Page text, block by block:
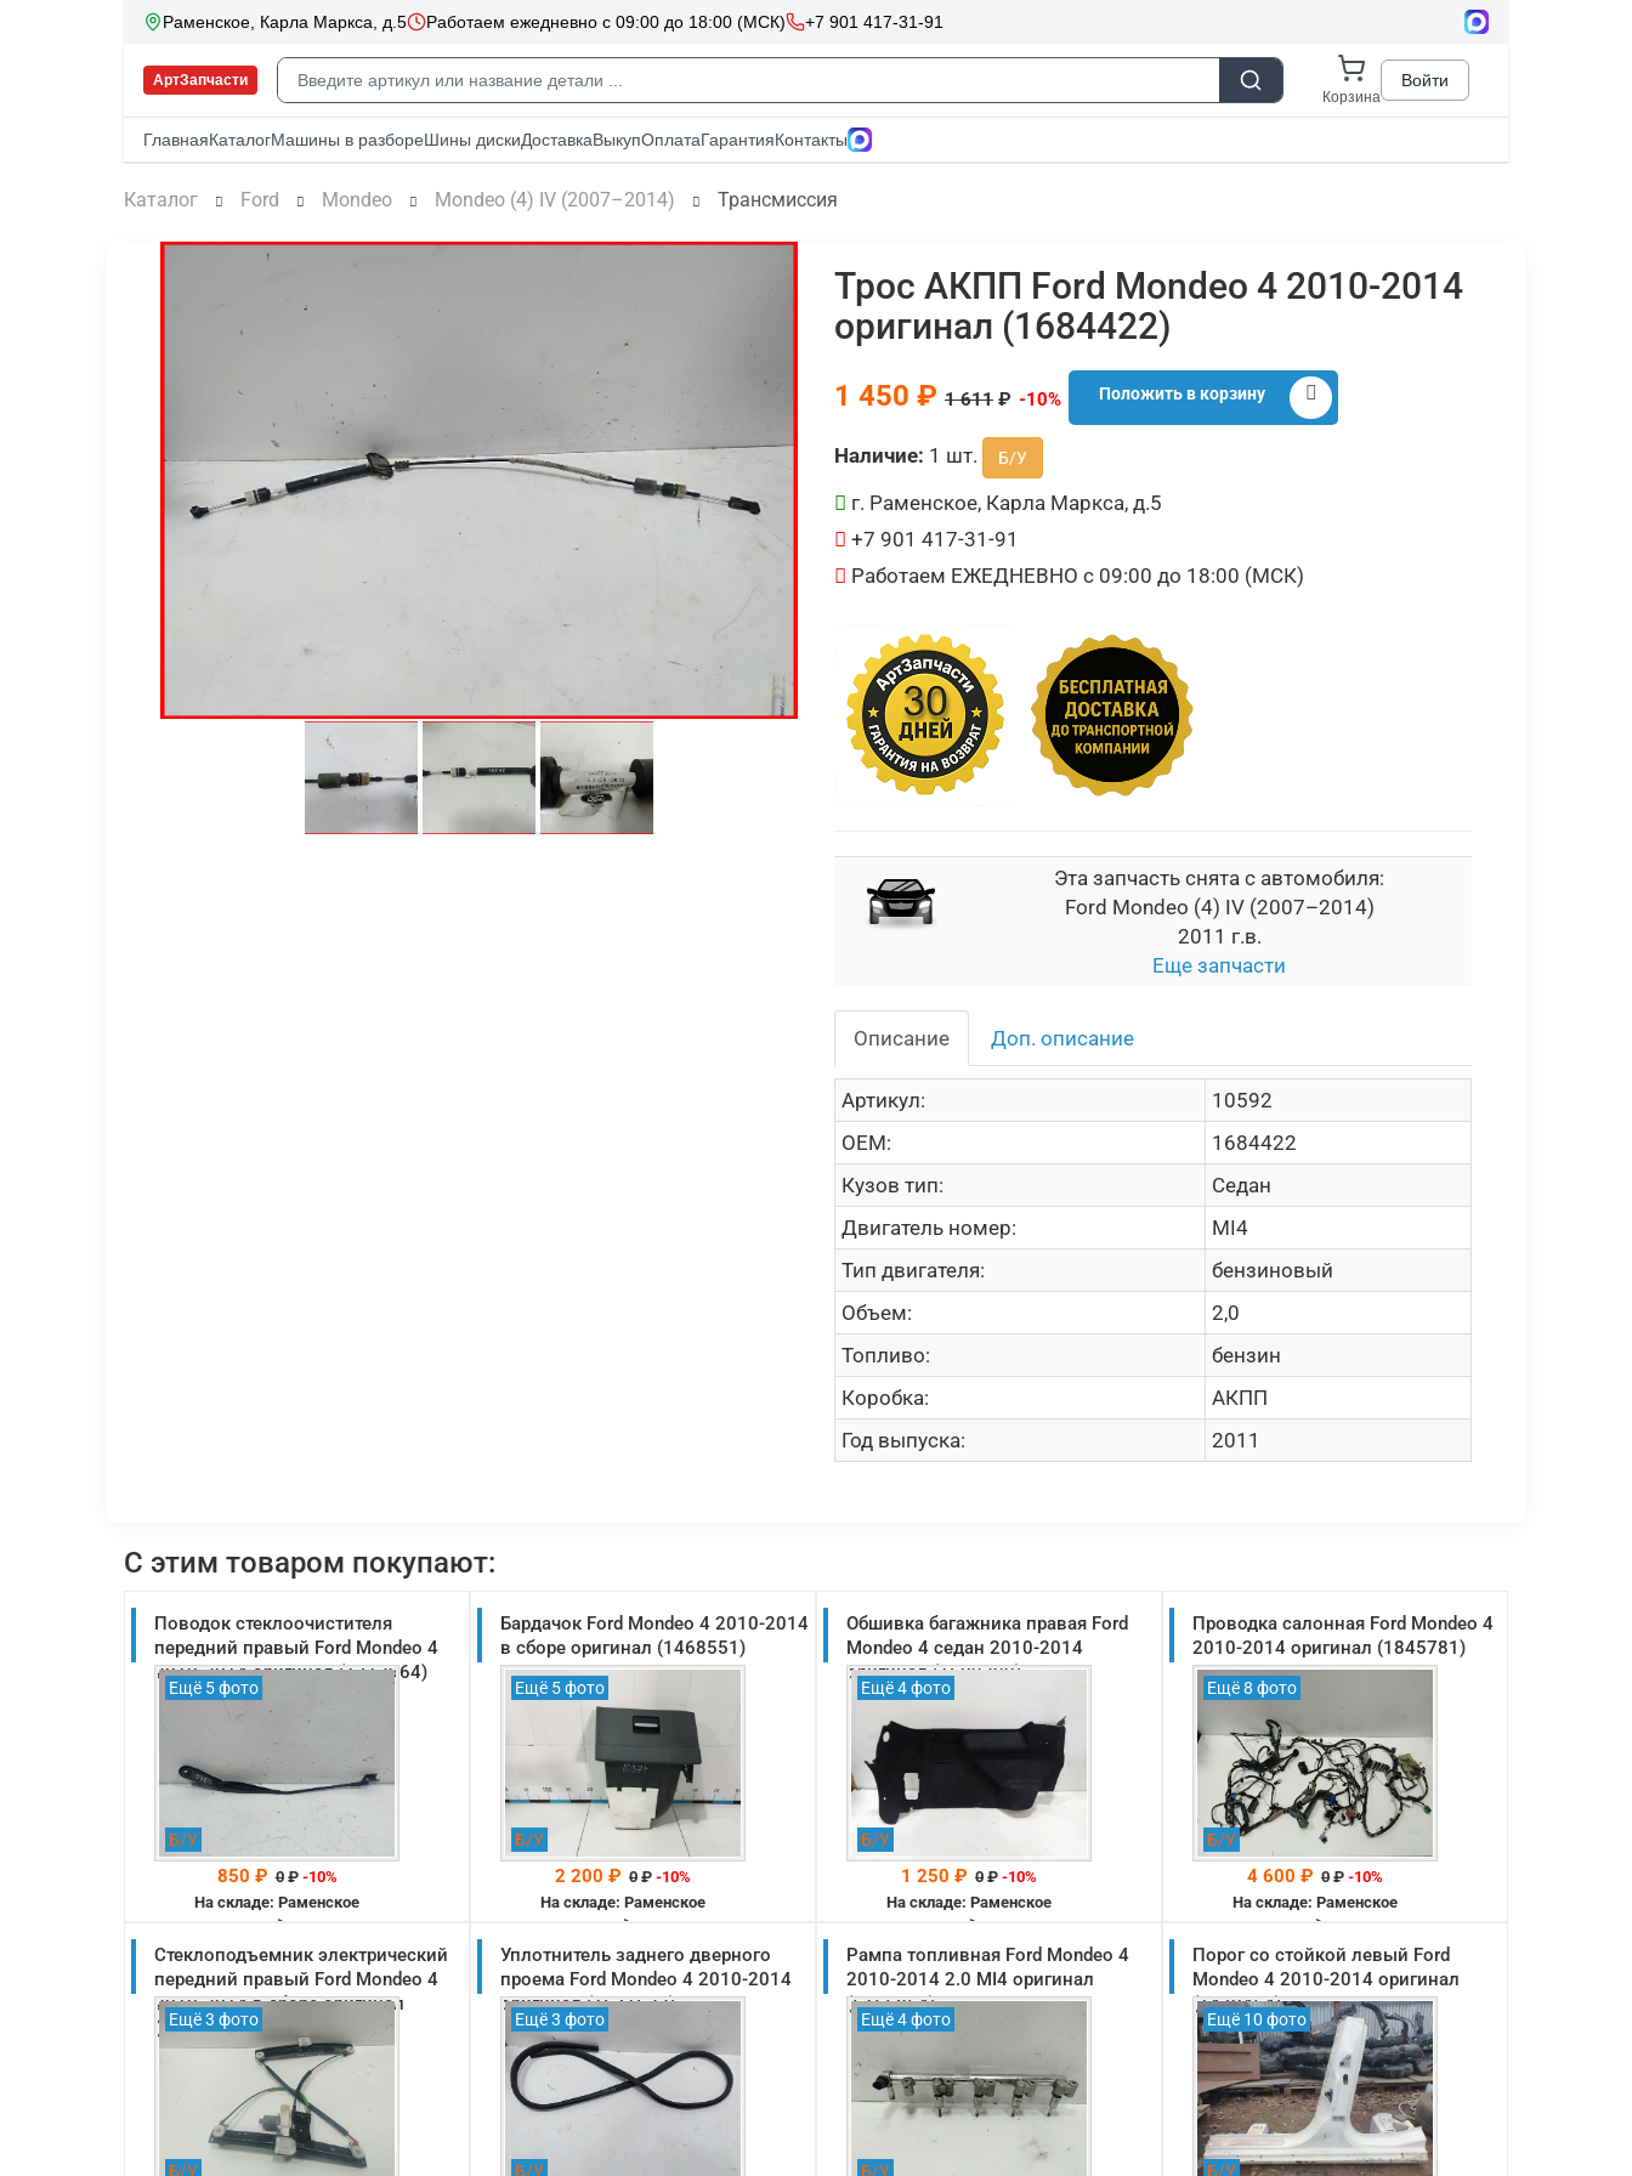
Каталог Ford Mondeo Mondeo (4) IV (2007–2014) Трансмиссия
Трос АКПП Ford Mondeo 4 2010-2014
оригинал (1684422)
1 450 ₽ 1 611 ₽ -10% Положить в корзину
Наличие: 1 шт. Б/У
г. Раменское, Карла Маркса, д.5
+7 901 417-31-91
Работаем ЕЖЕДНЕВНО с 09:00 до 18:00 (МСК)
Эта запчасть снята с автомобиля:
Ford Mondeo (4) IV (2007–2014)
2011 г.в.
Еще запчасти
Описание Доп. описание
Артикул:
10592
OEM:
1684422
Кузов тип:
Седан
Двигатель номер:
MI4
Тип двигателя:
бензиновый
Объем:
2,0
Топливо:
бензин
Коробка:
АКПП
Год выпуска:
2011
С этим товаром покупают:
Поводок стеклоочистителя
передний правый Ford Mondeo 4
2010-2014 оригинал (1713964)
Ещё 5 фото
Б/У
850 ₽ 0₽ -10%
На складе: Раменское
-->
Бардачок Ford Mondeo 4 2010-2014
в сборе оригинал (1468551)
Ещё 5 фото
Б/У
2 200 ₽ 0 ₽ -10%
На складе: Раменское
-->
Обшивка багажника правая Ford
Mondeo 4 седан 2010-2014
оригинал (1609399)
Ещё 4 фото
Б/У
1 250 ₽ 0 ₽ -10%
На складе: Раменское
-->
Проводка салонная Ford Mondeo 4
2010-2014 оригинал (1845781)
Ещё 8 фото
Б/У
4 600 ₽ 0 ₽ -10%
На складе: Раменское
-->
Стеклоподъемник электрический
передний правый Ford Mondeo 4
2010-2014 в сборе оригинал
(1803914)
Ещё 3 фото
Б/У
Уплотнитель заднего дверного
проема Ford Mondeo 4 2010-2014
оригинал (1671633)
Ещё 3 фото
Б/У
Рампа топливная Ford Mondeo 4
2010-2014 2.0 MI4 оригинал
(5155854)
Ещё 4 фото
Б/У
Порог со стойкой левый Ford
Mondeo 4 2010-2014 оригинал
(1470454)
Ещё 10 фото
Б/У